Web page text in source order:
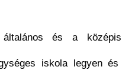
és a
iskola legyen